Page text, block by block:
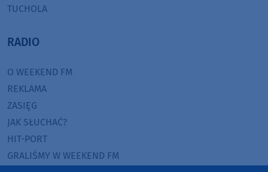
TUCHOLA
RADIO
O WEEKEND FM
REKLAMA
ZASIĘG
JAK SŁUCHAĆ?
HIT-PORT
GRALIŚMY W WEEKEND FM